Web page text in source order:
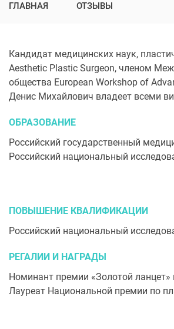
ГЛАВНАЯ ОТЗЫВЫ
Кандидат медицинских наук,
Aesthetic Plastic Surgeon, членом
общества European Workshop of
Денис Михайлович владеет всеми
ОБРАЗОВАНИЕ
Российский государственный
Российский национальный
ПОВЫШЕНИЕ КВАЛИФИКАЦИИ
Российский национальный
РЕГАЛИИ И НАГРАДЫ
Номинант премии «Золотой ланцет»
Лауреат Национальной премии по